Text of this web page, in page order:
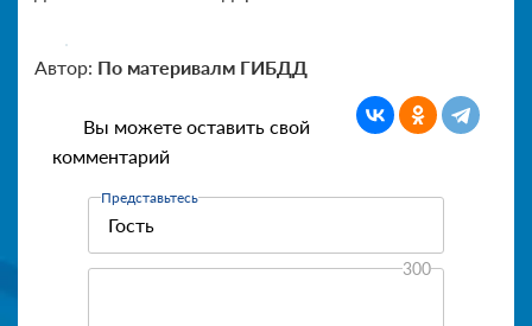
Автор: По материвалм ГИБДД
Вы можете оставить свой
комментарий
Представьтесь
300